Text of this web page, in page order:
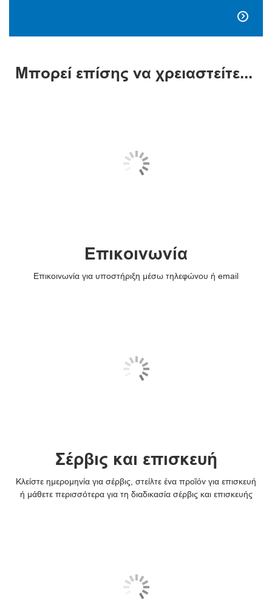

Μπορεί επίσης να χρειαστείτε...
Επικοινωνία
Επικοινωνία για υποστήριξη μέσω τηλεφώνου ή email
Σέρβις και επισκευή
Κλείστε ημερομηνία για σέρβις, στείλτε ένα προϊόν για επισκευή
ή μάθετε περισσότερα για τη διαδικασία σέρβις και επισκευής